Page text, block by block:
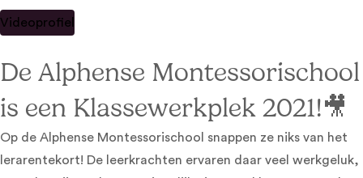
Videoprofiel
De Alphense Montessorischool
is een Klassewerkplek 2021!🎥
Op de Alphense Montessorischool snappen ze niks van het
lerarentekort! De leerkrachten ervaren daar veel werkgeluk,